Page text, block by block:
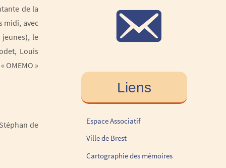
de la
midi, avec
le
Louis
OMEMO »
de
Liens
Espace Associatif
Ville de Brest
Cartographie des mémoires